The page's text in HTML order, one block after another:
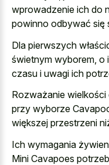
wprowadzenie ich do
powinno odbywać się
Dla pierwszych
świetnym wyborem, o
czasu i uwagi ich
Rozważanie
przy wyborze
większej przestrzeni
Ich wymagania
Mini Cavapoes